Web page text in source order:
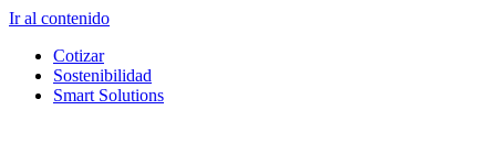
Ir al contenido
Cotizar
Sostenibilidad
Smart Solutions